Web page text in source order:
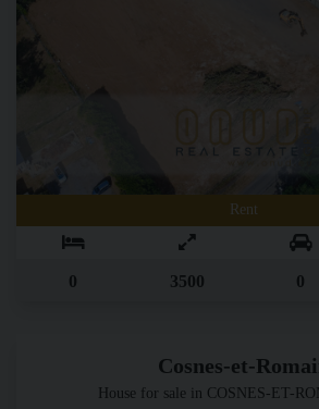
Rent
0 3500 0
Cosnes-et-
House for sale in COSNES-ET-